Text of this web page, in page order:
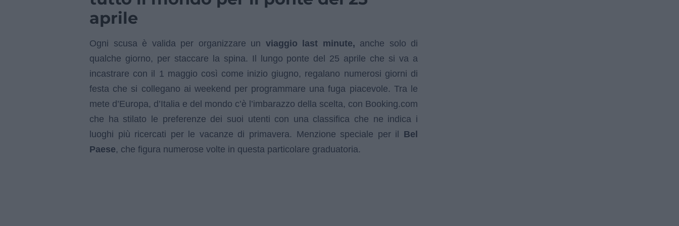
aprile
Ogni scusa è valida per organizzare un viaggio last minute, anche solo di
qualche giorno, per staccare la spina. Il lungo ponte del 25 aprile che si va a
incastrare con il 1 maggio così come inizio giugno, regalano numerosi giorni di
festa che si collegano ai weekend per programmare una fuga piacevole. Tra le
mete d’Europa, d’Italia e del mondo c’è l’imbarazzo della scelta, con Booking.com
che ha stilato le preferenze dei suoi utenti con una classifica che ne indica i
luoghi più ricercati per le vacanze di primavera. Menzione speciale per il Bel
Paese, che figura numerose volte in questa particolare graduatoria.